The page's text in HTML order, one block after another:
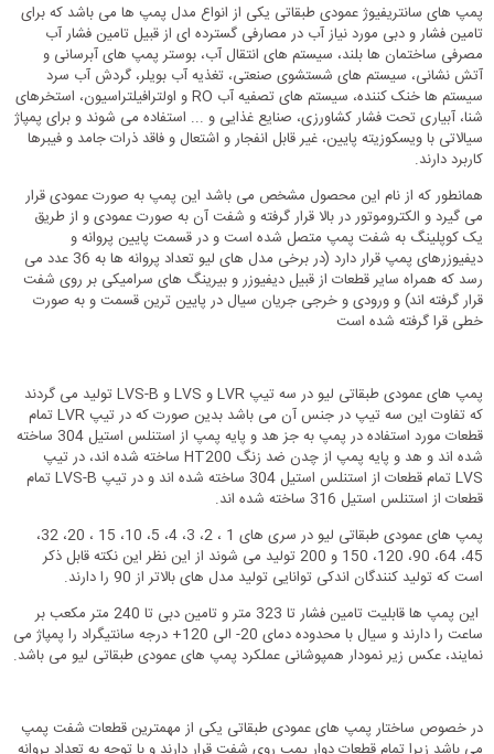
پمپ های سانتریفیوژ عمودی طبقاتی یکی از انواع مدل پمپ ها می باشد که برای
تامین فشار و دبی مورد نیاز آب در مصارفی گسترده ای از قبیل تامین فشار آب
مصرفی ساختمان ها بلند، سیستم های انتقال آب، بوستر پمپ های آبرسانی و
آتش نشانی، سیستم های شستشوی صنعتی، تغذیه آب بویلر، گردش آب سرد
سیستم ها خنک کننده، سیستم های تصفیه آب RO و اولترافیلتراسیون، استخرهای
شنا، آبیاری تحت فشار کشاورزی، صنایع غذایی و ... استفاده می شوند و برای پمپاژ
سیالاتی با ویسکوزیته پایین، غیر قابل انفجار و اشتعال و فاقد ذرات جامد و فیبرها
کاربرد دارند.
همانطور که از نام این محصول مشخص می باشد این پمپ به صورت عمودی قرار
می گیرد و الکتروموتور در بالا قرار گرفته و شفت آن به صورت عمودی و از طریق
یک کوپلینگ به شفت پمپ متصل شده است و در قسمت پایین پروانه و
دیفیوزرهای پمپ قرار دارد (در برخی مدل های لیو تعداد پروانه ها به 36 عدد می
رسد که همراه سایر قطعات از قبیل دیفیوزر و بیرینگ های سرامیکی بر روی شفت
قرار گرفته اند) و ورودی و خرجی جریان سیال در پایین ترین قسمت و به صورت
خطی قرا گرفته شده است
پمپ های عمودی طبقاتی لیو در سه تیپ LVR و LVS و LVS-B تولید می گردند
که تفاوت این سه تیپ در جنس آن می باشد بدین صورت که در تیپ LVR تمام
قطعات مورد استفاده در پمپ به جز هد و پایه پمپ از استنلس استیل 304 ساخته
شده اند و هد و پایه پمپ از چدن ضد زنگ HT200 ساخته شده اند، در تیپ
LVS تمام قطعات از استنلس استیل 304 ساخته شده اند و در تیپ LVS-B تمام
قطعات از استنلس استیل 316 ساخته شده اند.
پمپ های عمودی طبقاتی لیو در سری های 1 ، 2، 3، 4، 5، 10، 15 ، 20، 32،
45، 64، 90، 120، 150 و 200 تولید می شوند از این نظر این نکته قابل ذکر
است که تولید کنندگان اندکی توانایی تولید مدل های بالاتر از 90 را دارند.
این پمپ ها قابلیت تامین فشار تا 323 متر و تامین دبی تا 240 متر مکعب بر
ساعت را دارند و سیال با محدوده دمای 20- الی 120+ درجه سانتیگراد را پمپاژ می
نمایند، عکس زیر نمودار همپوشانی عملکرد پمپ های عمودی طبقاتی لیو می باشد.
در خصوص ساختار پمپ های عمودی طبقاتی یکی از مهمترین قطعات شفت پمپ